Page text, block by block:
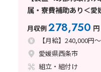
属・寮費補助あり＜愛
月収例278,750 円
【月給】240,000円～
愛媛県西条市
組立・組付け